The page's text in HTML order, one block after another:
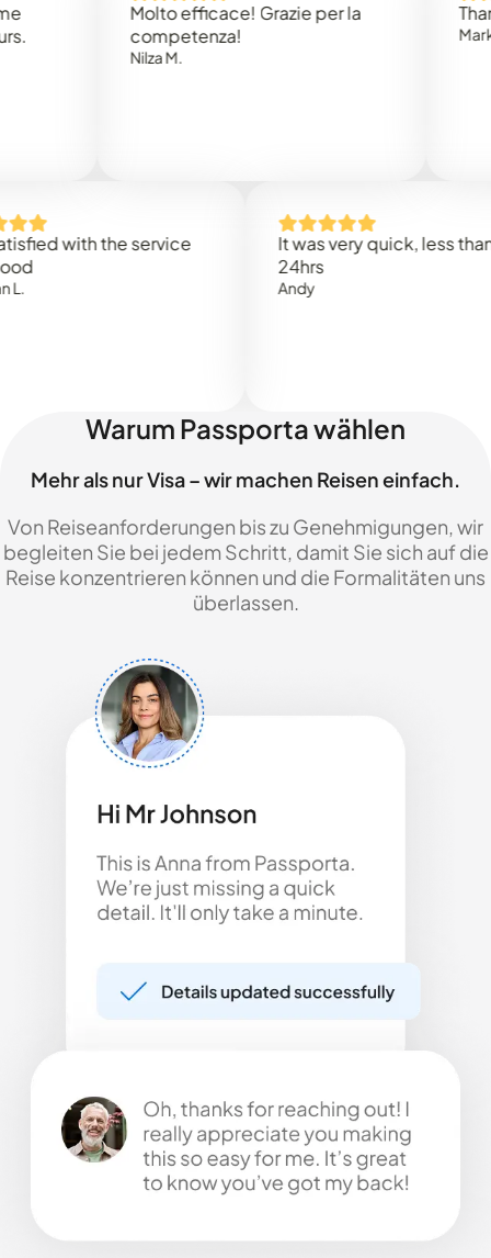
Molto efficace! Grazie per la
competenza!
Thank
with the service
It was very quick, less than
Warum Passporta wählen
Mehr als nur Visa – wir machen Reisen einfach.
Von Reiseanforderungen bis zu Genehmigungen, wir
begleiten Sie bei jedem Schritt, damit Sie sich auf die
Reise konzentrieren können und die Formalitäten uns
überlassen.